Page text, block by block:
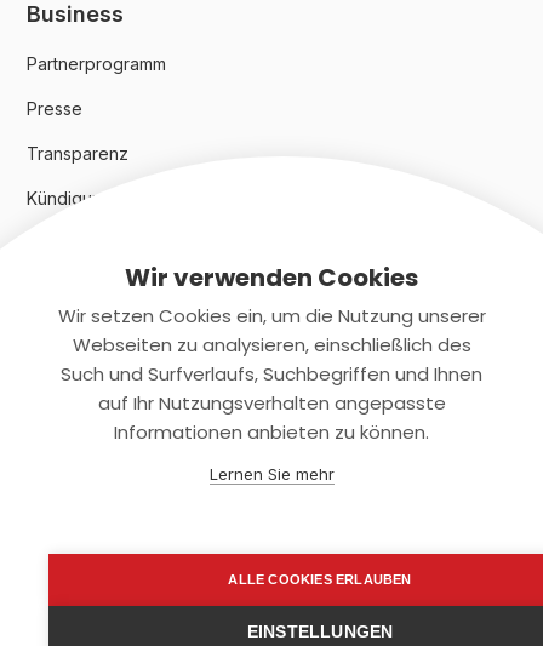
Business
Partnerprogramm
Presse
Transparenz
Kündigungsindex 2024
Rechtliches
Datenschutz
support@smartkuendigen.de
Wir verwenden Cookies
Wir setzen Cookies ein, um die Nutzung unserer
Webseiten zu analysieren, einschließlich des
Such und Surfverlaufs, Suchbegriffen und Ihnen
auf Ihr Nutzungsverhalten angepasste
Informationen anbieten zu können.
Lernen Sie mehr
ALLE COOKIES ERLAUBEN
EINSTELLUNGEN